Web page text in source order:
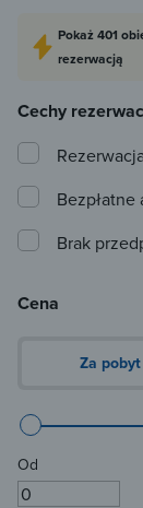
Pokaż401
rezerwacją
Cechy
Brak
Cena
Za pobyt
Od